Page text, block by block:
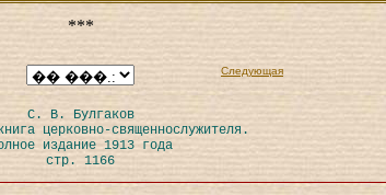
***
Следующая
С. В. Булгаков
церковно-священнослужителя.
издание 1913 года
стр. 1166